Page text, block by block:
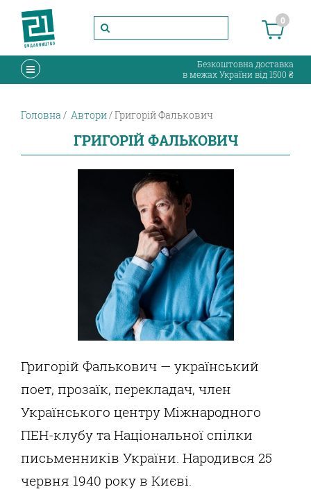
0
Безкоштовна доставка
в межах України від 1500 ₴
Головна Автори Григорій Фалькович
ГРИГОРІЙ ФАЛЬКОВИЧ
Григорій Фалькович — український
поет, прозаїк, перекладач, член
Українського центру Міжнародного
ПЕН-клубу та Національної спілки
письменників України. Народився 25
червня 1940 року в Києві.